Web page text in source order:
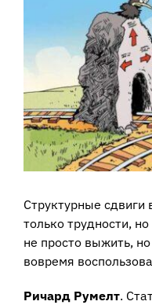
Структурные сдвиги
только трудности,
не просто выжить,
вовремя
Ричард Румелт.